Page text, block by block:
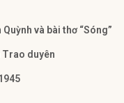
và bài thơ “Sóng”
Trao duyên